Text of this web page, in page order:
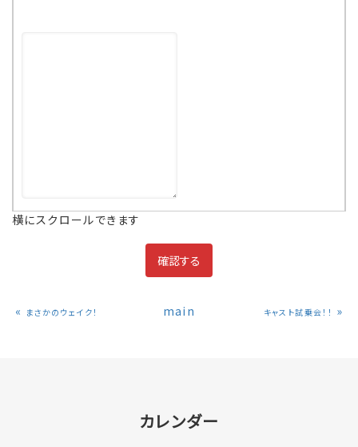
横にスクロールできます
« まさかのウェイク！ main キャスト試乗会！！ »
カレンダー